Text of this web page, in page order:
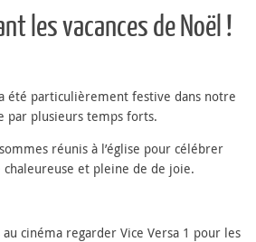
les vacances de Noël !
été particulièrement festive dans notre
par plusieurs temps forts.
réunis à l’église pour célébrer
chaleureuse et pleine de de joie.
cinéma regarder Vice Versa 1 pour les